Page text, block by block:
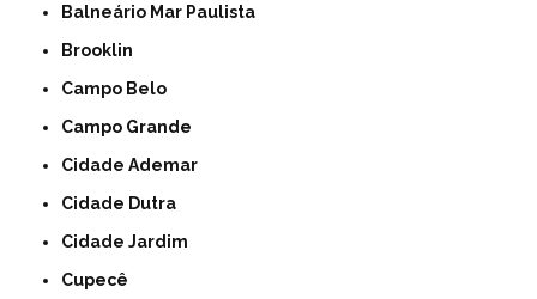
Balneário Mar Paulista
Brooklin
Campo Belo
Campo Grande
Cidade Ademar
Cidade Dutra
Cidade Jardim
Cupecê